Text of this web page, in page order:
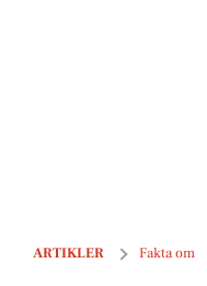
ARTIKLER Fakta om
Huspriserne går ned i